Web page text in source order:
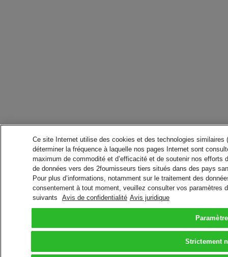
Ce site Internet utilise des cookies et des technologies
déterminer la fréquence à laquelle nos pages Internet sont
maximum de commodité et d’efficacité et de soutenir nos
de données vers des 2fournisseurs tiers situés dans des pays
Pour plus d’informations, notamment sur le traitement des
consentement à tout moment, veuillez consulter vos paramètres
suivants
Avis de confidentialité Avis juridique
Strictement